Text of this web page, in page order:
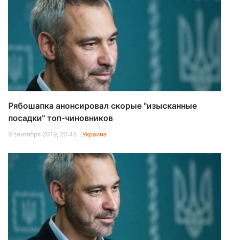
Рябошапка анонсировал скорые "изысканные
посадки" топ-чиновников
9 сентября 2019, 20:45 Украина